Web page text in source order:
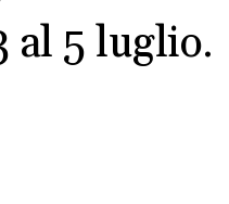
al 5 luglio.